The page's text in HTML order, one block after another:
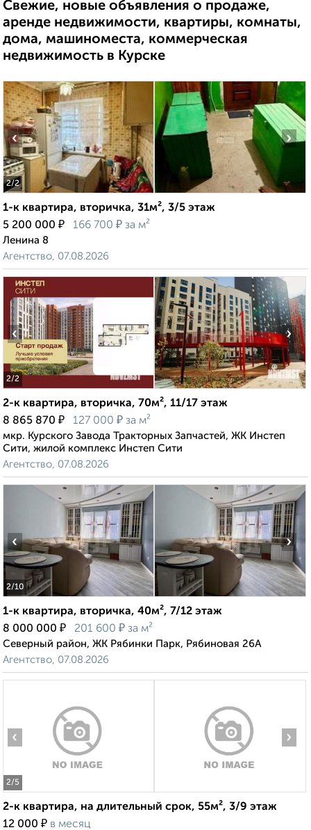
Свежие, новые объявления о продаже,
аренде недвижимости, квартиры, комнаты,
дома, машиноместа, коммерческая
недвижимость в Курске
2/2
‹ ›
1-к квартира, вторичка, 31м², 3/5 этаж
5 200 000 ₽ 166 700 ₽ за м²
Ленина 8
Агентство, 07.08.2026
2/2
‹ ›
2-к квартира, вторичка, 70м², 11/17 этаж
8 865 870 ₽ 127 000 ₽ за м²
мкр. Курского Завода Тракторных Запчастей, ЖК Инстеп
Сити, жилой комплекс Инстеп Сити
Агентство, 07.08.2026
2/10
‹ ›
1-к квартира, вторичка, 40м², 7/12 этаж
8 000 000 ₽ 201 600 ₽ за м²
Северный район, ЖК Рябинки Парк, Рябиновая 26А
Агентство, 07.08.2026
2/5
‹ ›
2-к квартира, на длительный срок, 55м², 3/9 этаж
12 000 ₽ в месяц